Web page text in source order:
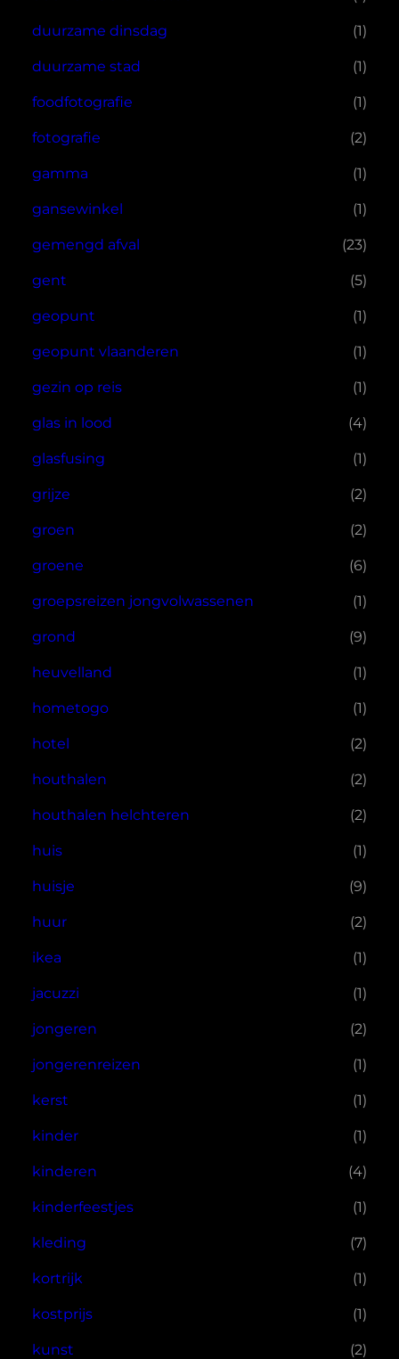
duurzame dinsdag (1)
duurzame stad (1)
foodfotografie (1)
fotografie (2)
gamma (1)
gansewinkel (1)
gemengd afval (23)
gent (5)
geopunt (1)
geopunt vlaanderen (1)
gezin op reis (1)
glas in lood (4)
glasfusing (1)
grijze (2)
groen (2)
groene (6)
groepsreizen jongvolwassenen (1)
grond (9)
heuvelland (1)
hometogo (1)
hotel (2)
houthalen (2)
houthalen helchteren (2)
huis (1)
huisje (9)
huur (2)
ikea (1)
jacuzzi (1)
jongeren (2)
jongerenreizen (1)
kerst (1)
kinder (1)
kinderen (4)
kinderfeestjes (1)
kleding (7)
kortrijk (1)
kostprijs (1)
kunst (2)